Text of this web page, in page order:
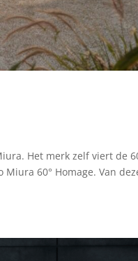
Het merk zelf viert de
60° Homage. Van